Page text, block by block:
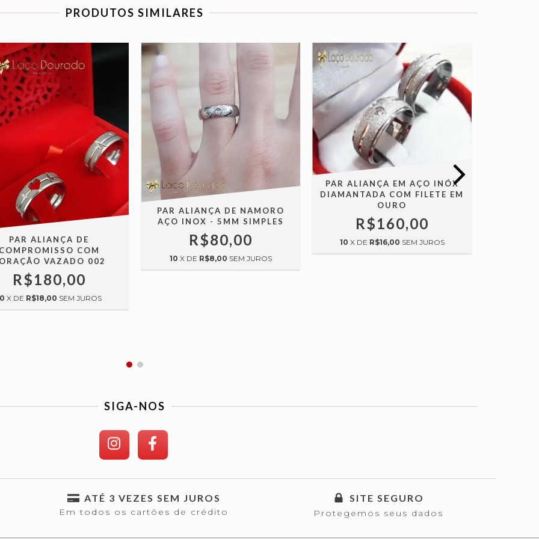
PRODUTOS SIMILARES
PAR ALIANÇA DE
COMPROMISSO COM
VAZADO 002
R$180,00
X DE R$18,00 SEM JUROS
PAR ALIANÇA DE NAMORO
AÇO INOX - 5MM SIMPLES
R$80,00
10 X DE R$8,00 SEM JUROS
PAR ALIANÇA EM AÇO INÓX
DIAMANTADA COM FILETE EM
OURO
R$160,00
10 X DE R$16,00 SEM JUROS
SIGA-NOS
ATÉ 3 VEZES SEM JUROS
Em todos os cartões de crédito
SITE SEGURO
Protegemos seus dados